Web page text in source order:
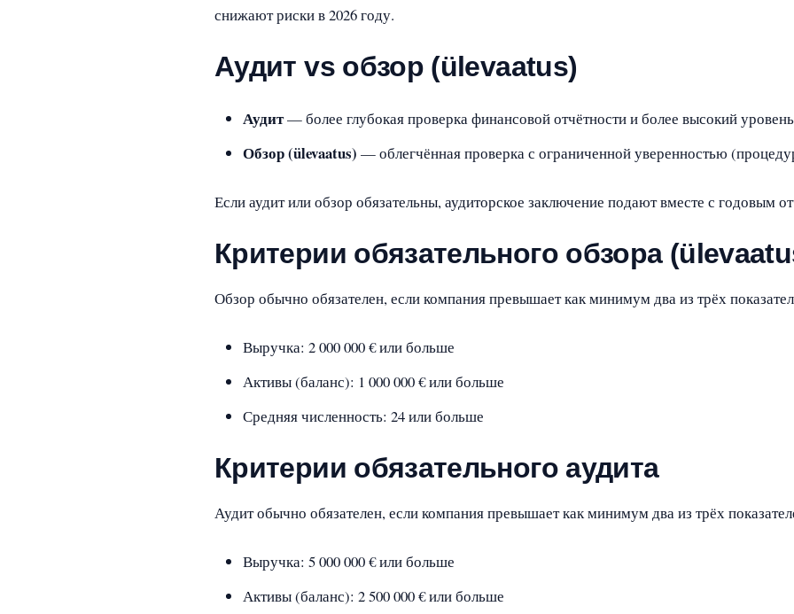
снижают риски в 2026 году.
Аудит vs обзор (ülevaatus)
Аудит— более глубокая проверка финансовой отчётности и более высокий
Обзор (ülevaatus) — облегчённая проверка с ограниченной уверенностью
Если аудит или обзор обязательны, аудиторское заключение подают вместе с годовым
Критерии обязательного обзора
Обзор обычно обязателен, если компания превышает как минимум два из трёх
Выручка: 2 000 000 € или больше
Активы (баланс): 1 000 000 € или больше
Средняя численность: 24 или больше
Критерии обязательного аудита
Аудит обычно обязателен, если компания превышает как минимум два из трёх
Выручка: 5 000 000 € или больше
Активы (баланс): 2 500 000 € или больше